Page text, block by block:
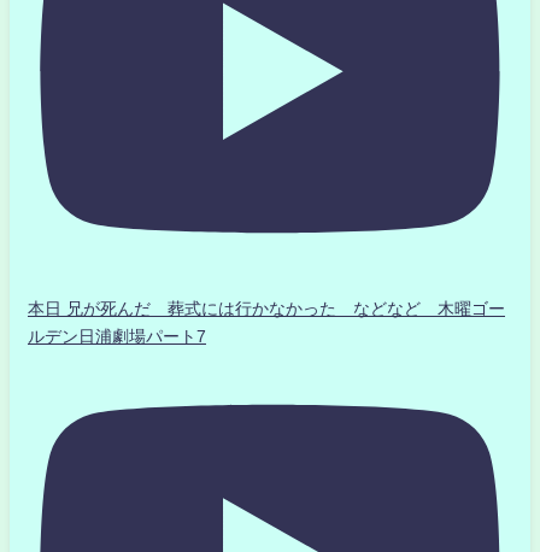
本日 兄が死んだ 葬式には行かなかった などなど 木曜ゴー
ルデン日浦劇場パート7